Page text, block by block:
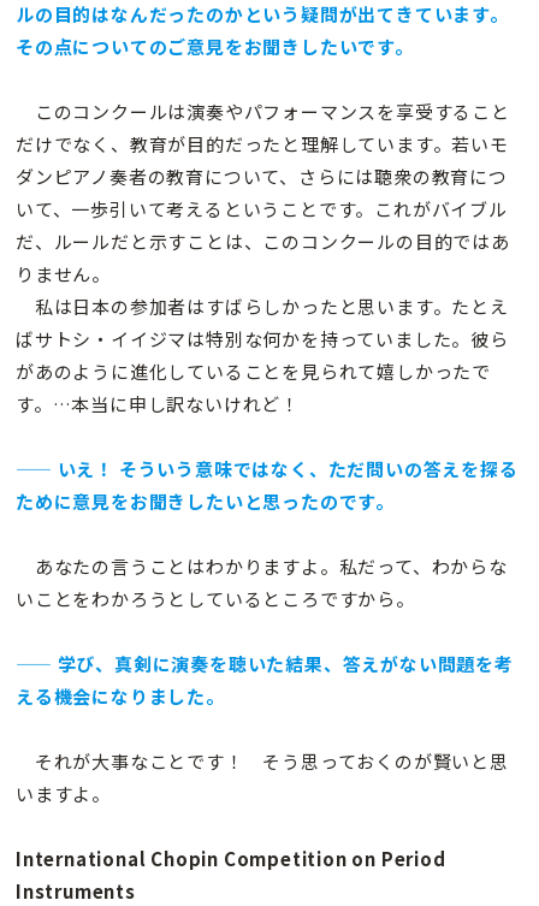
ルの目的はなんだったのかという疑問が出てきています。
その点についてのご意見をお聞きしたいです。
このコンクールは演奏やパフォーマンスを享受すること
だけでなく、教育が目的だったと理解しています。若いモ
ダンピアノ奏者の教育について、さらには聴衆の教育につ
いて、一歩引いて考えるということです。これがバイブル
だ、ルールだと示すことは、このコンクールの目的ではあ
りません。
私は日本の参加者はすばらしかったと思います。たとえ
ばサトシ・イイジマは特別な何かを持っていました。彼ら
があのように進化していることを見られて嬉しかったで
す。…本当に申し訳ないけれど！
—— いえ！ そういう意味ではなく、ただ問いの答えを探る
ために意見をお聞きしたいと思ったのです。
あなたの言うことはわかりますよ。私だって、わからな
いことをわかろうとしているところですから。
—— 学び、真剣に演奏を聴いた結果、答えがない問題を考
える機会になりました。
それが大事なことです！ そう思っておくのが賢いと思
いますよ。
International Chopin Competition on Period
Instruments